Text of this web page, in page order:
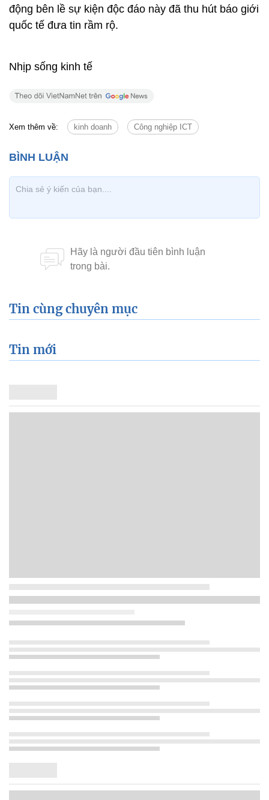
động bên lề sự kiện độc đáo này đã thu hút báo giới
quốc tế đưa tin rầm rộ.
Nhịp sống kinh tế
Xem thêm về: kinh doanh Công nghiệp ICT
Tin cùng chuyên mục
Tin mới